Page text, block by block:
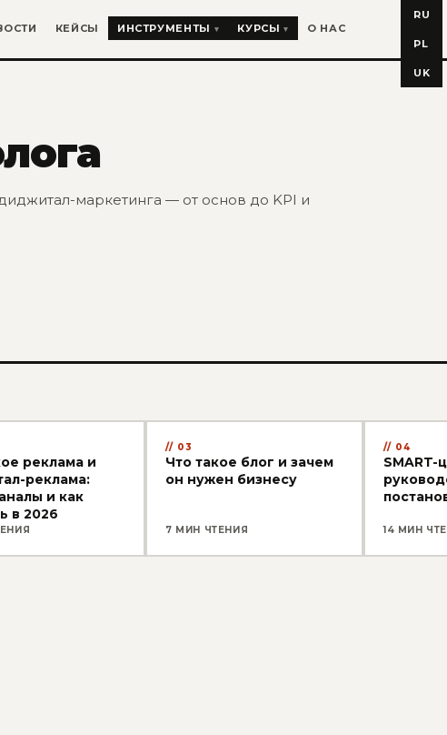
КЕЙСЫ ИНСТРУМЕНТЫ КУРСЫ О НАС
RU
PL
UK
маркетинга — от основ до KPI и
реклама и
реклама:
и как
в 2026
03
Что такое блог и зачем
он нужен бизнесу
7 МИН ЧТЕНИЯ
04
SMART-
14 МИН